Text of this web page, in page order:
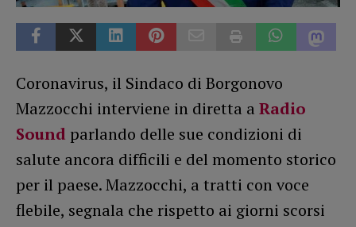
Coronavirus, il Sindaco di Borgonovo
Mazzocchi interviene in diretta a Radio
Sound parlando delle sue condizioni di
salute ancora difficili e del momento storico
per il paese. Mazzocchi, a tratti con voce
flebile, segnala che rispetto ai giorni scorsi